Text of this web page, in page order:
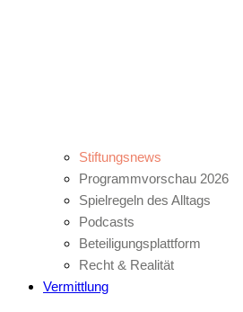
Stiftungsnews
Programmvorschau 2026
Spielregeln des Alltags
Podcasts
Beteiligungsplattform
Recht & Realität
Vermittlung